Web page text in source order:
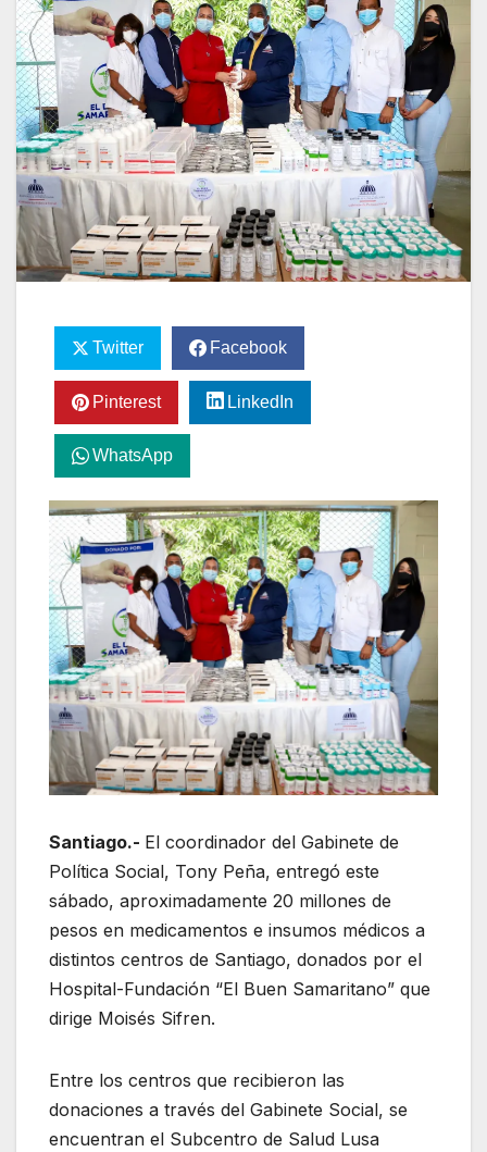
Twitter Facebook
Pinterest LinkedIn
WhatsApp
Santiago.- El coordinador del Gabinete de
Política Social, Tony Peña, entregó este
sábado, aproximadamente 20 millones de
pesos en medicamentos e insumos médicos a
distintos centros de Santiago, donados por el
Hospital-Fundación “El Buen Samaritano” que
dirige Moisés Sifren.
Entre los centros que recibieron las
donaciones a través del Gabinete Social, se
encuentran el Subcentro de Salud Lusa